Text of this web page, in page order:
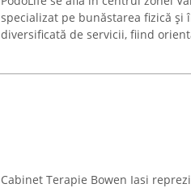
specializat pe bunăstarea fizică și
diversificată de servicii, fiind
Cabinet Terapie Bowen Iasi